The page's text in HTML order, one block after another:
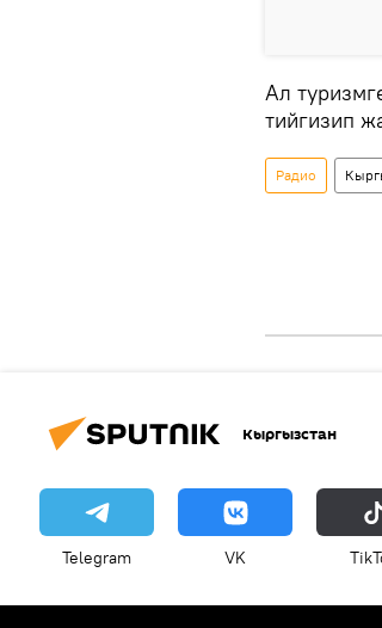
Ал
тийгизип
Радио
Кыргызстан
Telegram VK